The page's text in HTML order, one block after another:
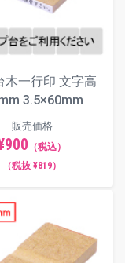
木一行印 文字高
3.5×60mm
販売価格
（税込）
（税抜 ¥819）